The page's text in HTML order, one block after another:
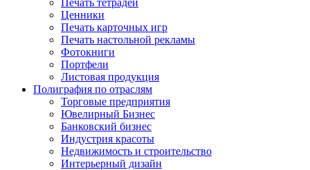
Печать тетрадей
Ценники
Печать карточных игр
Печать настольной рекламы
Фотокниги
Портфели
Листовая продукция
Полиграфия по отраслям
Торговые предприятия
Ювелирный Бизнес
Банковский бизнес
Индустрия красоты
Недвижимость и строительство
Интерьерный дизайн